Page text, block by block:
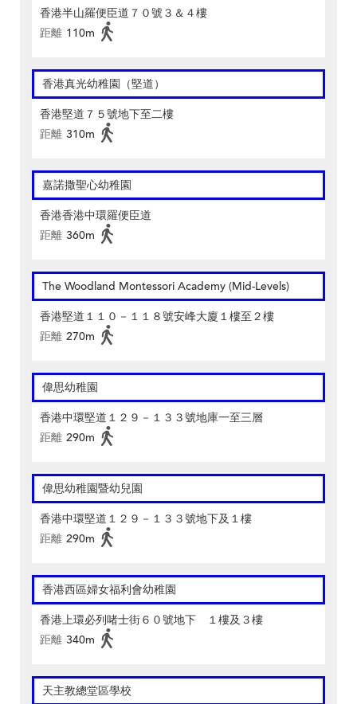
香港半山羅便臣道７０號３＆４樓
距離 110m
香港真光幼稚園（堅道）
香港堅道７５號地下至二樓
距離 310m
嘉諾撒聖心幼稚園
香港香港中環羅便臣道
距離 360m
The Woodland Montessori Academy (Mid-Levels)
香港堅道１１０－１１８號安峰大廈１樓至２樓
距離 270m
偉思幼稚園
香港中環堅道１２９－１３３號地庫一至三層
距離 290m
偉思幼稚園暨幼兒園
香港中環堅道１２９－１３３號地下及１樓
距離 290m
香港西區婦女福利會幼稚園
香港上環必列啫士街６０號地下 １樓及３樓
距離 340m
天主教總堂區學校